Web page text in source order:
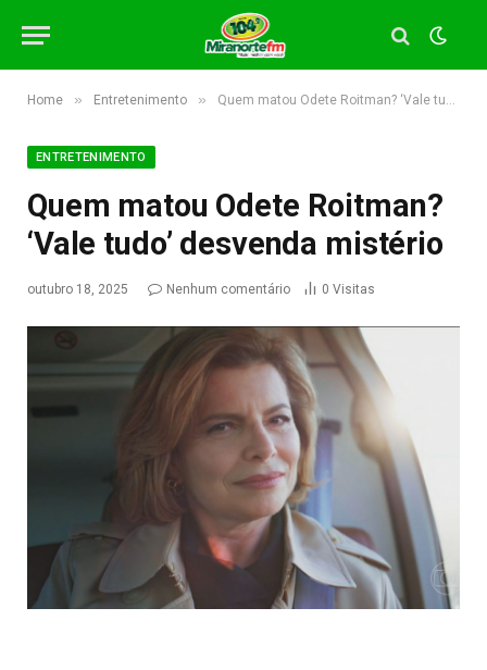
Home » Entretenimento » Quem matou Odete Roitman? ‘Vale tudo’ desvenda mistério
ENTRETENIMENTO
Quem matou Odete Roitman?
‘Vale tudo’ desvenda mistério
outubro 18, 2025 Nenhum comentário 0 Visitas